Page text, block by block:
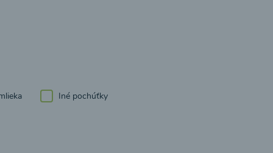
Iné pochúťky